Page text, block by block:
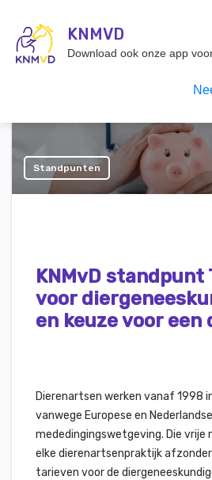
Inloggen
Standpunten
KNMvD standpunt
voor
en keuze voor
Dierenartsen werken vanaf 1998
vanwege Europese en Nederlandse
mededingingswetgeving. Die
elke dierenartsenpraktijk
tarieven voor de
KNMVD
Download ook onze app